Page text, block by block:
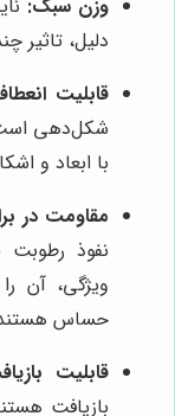
وزن سبک:
دلیل، تاثیر
قابلیت
شکل‌دهی است
با ابعاد و
مقاومت در
نفوذ رطوبت
ویژگی، آن
حساس
قابلیت
بازیافت